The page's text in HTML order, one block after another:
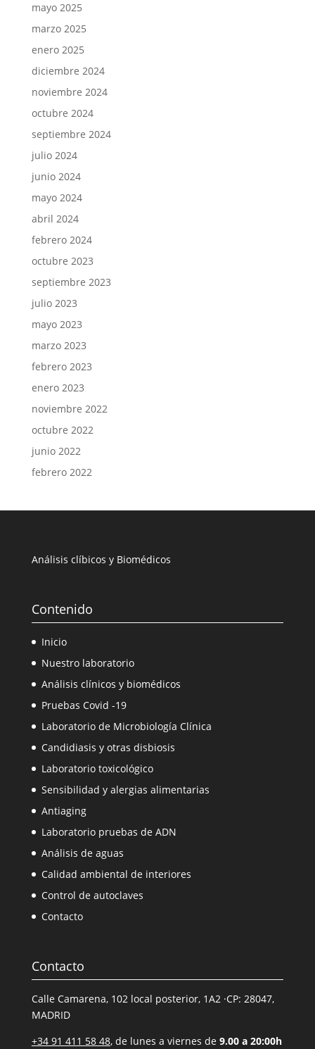
mayo 2025
marzo 2025
enero 2025
diciembre 2024
noviembre 2024
octubre 2024
septiembre 2024
julio 2024
junio 2024
mayo 2024
abril 2024
febrero 2024
octubre 2023
septiembre 2023
julio 2023
mayo 2023
marzo 2023
febrero 2023
enero 2023
noviembre 2022
octubre 2022
junio 2022
febrero 2022
Análisis clíbicos y Biomédicos
Contenido
Inicio
Nuestro laboratorio
Análisis clínicos y biomédicos
Pruebas Covid -19
Laboratorio de Microbiología Clínica
Candidiasis y otras disbiosis
Laboratorio toxicológico
Sensibilidad y alergias alimentarias
Antiaging
Laboratorio pruebas de ADN
Análisis de aguas
Calidad ambiental de interiores
Control de autoclaves
Contacto
Contacto
Calle Camarena, 102 local posterior, 1A2 ·CP: 28047,
MADRID
+34 91 411 58 48, de lunes a viernes de 9.00 a 20:00h